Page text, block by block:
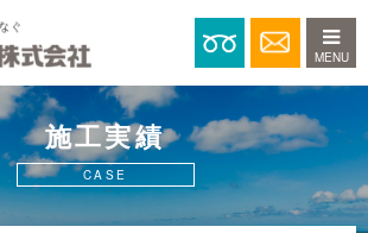
0120-
施工実績
CASE